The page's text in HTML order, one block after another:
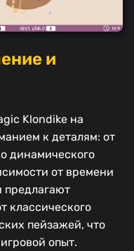
и
Klondike на
к деталям: от
динамического
от времени
предлагают
классического
пейзажей, что
опыт.